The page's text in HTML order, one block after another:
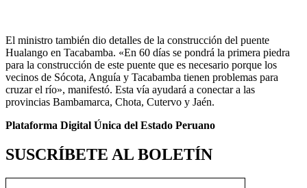
El ministro también dio detalles de la construcción del puente
Hualango en Tacabamba. «En 60 días se pondrá la primera piedra
para la construcción de este puente que es necesario porque los
vecinos de Sócota, Anguía y Tacabamba tienen problemas para
cruzar el río», manifestó. Esta vía ayudará a conectar a las
provincias Bambamarca, Chota, Cutervo y Jaén.
Plataforma Digital Única del Estado Peruano
SUSCRÍBETE AL BOLETÍN